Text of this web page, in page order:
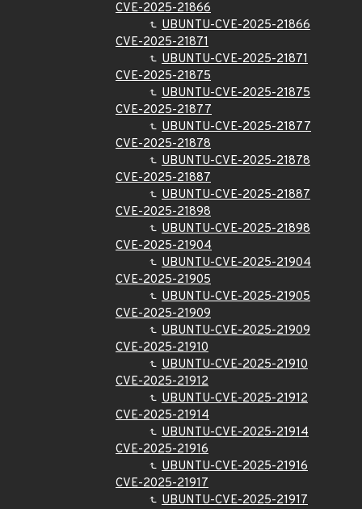
CVE-2025-21866
UBUNTU-CVE-2025-21866
CVE-2025-21871
UBUNTU-CVE-2025-21871
CVE-2025-21875
UBUNTU-CVE-2025-21875
CVE-2025-21877
UBUNTU-CVE-2025-21877
CVE-2025-21878
UBUNTU-CVE-2025-21878
CVE-2025-21887
UBUNTU-CVE-2025-21887
CVE-2025-21898
UBUNTU-CVE-2025-21898
CVE-2025-21904
UBUNTU-CVE-2025-21904
CVE-2025-21905
UBUNTU-CVE-2025-21905
CVE-2025-21909
UBUNTU-CVE-2025-21909
CVE-2025-21910
UBUNTU-CVE-2025-21910
CVE-2025-21912
UBUNTU-CVE-2025-21912
CVE-2025-21914
UBUNTU-CVE-2025-21914
CVE-2025-21916
UBUNTU-CVE-2025-21916
CVE-2025-21917
UBUNTU-CVE-2025-21917